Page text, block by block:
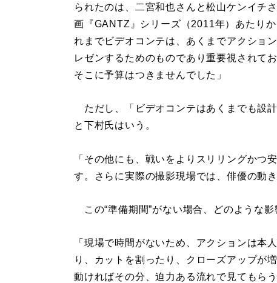
られたのは、二宮和也さんと松山ケンイチ
画『GANTZ』シリーズ（2011年）あたりか
れまでビデオコンテは、あくまでアクショ
レゼンするためのものであり重要視されてお
そこに予算はつきませんでした」
ただし、「ビデオコンテはあくまでも設
と下村氏はいう。
「その他にも、戦いをよりスリリングかつ
す。さらに実際の撮影現場では、俳優の動
この“準備期間”がない場合、どのような影
「現場で時間がないため、アクションは本
り、カットを割ったり、クローズアップが
動ければその分、迫力ある流れで見てもら